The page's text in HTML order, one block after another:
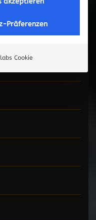
Präferenzen
Cookie